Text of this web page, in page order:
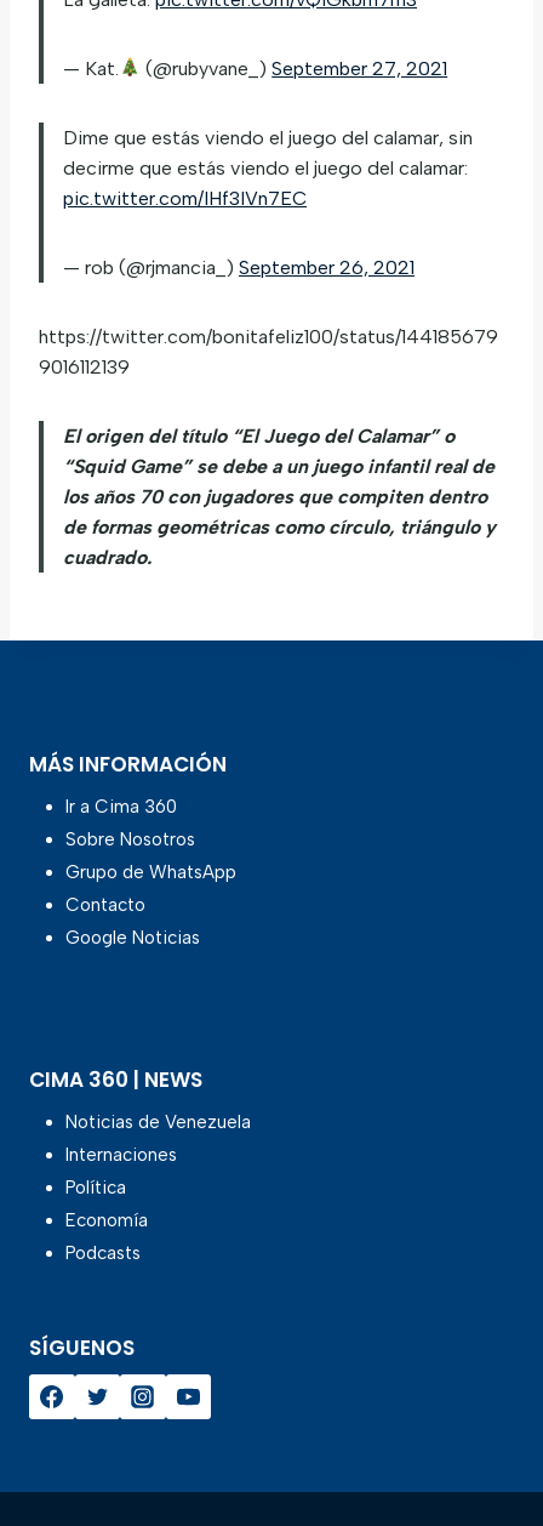
— Kat. (@rubyvane_)September 27, 2021
Dime que estás viendo el juego del calamar, sin
decirme que estás viendo el juego del calamar:
pic.twitter.com/IHf3IVn7EC
— rob (@rjmancia_) September 26, 2021
https://twitter.com/bonitafeliz100/status/144185679
9016112139
El origen del título “El Juego del Calamar” o
“Squid Game” se debe a un juego infantil real de
los años 70 con jugadores que compiten dentro
de formas geométricas como círculo, triángulo y
cuadrado.
MÁS INFORMACIÓN
Ir a Cima 360
Sobre Nosotros
Grupo de WhatsApp
Contacto
Google Noticias
CIMA 360 | NEWS
Noticias de Venezuela
Internaciones
Política
Economía
Podcasts
SÍGUENOS